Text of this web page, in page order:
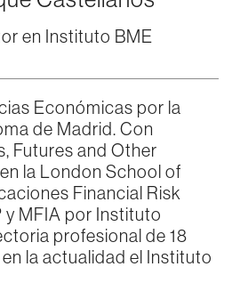
en Instituto BME
Económicas por la
de Madrid. Con
Futures and Other
la London School of
Financial Risk
y MFIA por Instituto
profesional de 18
la actualidad el Instituto